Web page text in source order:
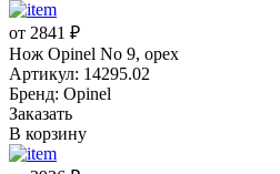
от 2841 ₽
Нож Opinel No 9, орех
Артикул: 14295.02
Бренд: Opinel
Заказать
В корзину